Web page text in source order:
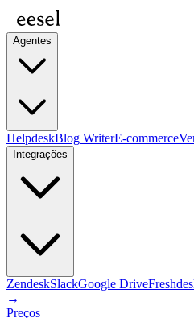
Agentes
HelpdeskBlog WriterE-commerce
Integrações
ZendeskSlackGoogle Drive
→
Preços